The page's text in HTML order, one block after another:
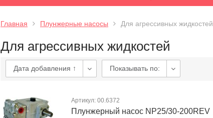
Главная Плунжерные насосы Для агрессивных жидкостей
Для агрессивных жидкостей
Дата добавления ↑ Показывать по:
Артикул: 00.6372
Плунжерный насос NP25/30-200REV